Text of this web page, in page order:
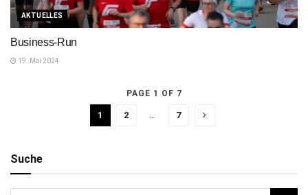
AKTUELLES
Business-Run
19. Mai 2024
PAGE 1 OF 7
1 2 7
Suche